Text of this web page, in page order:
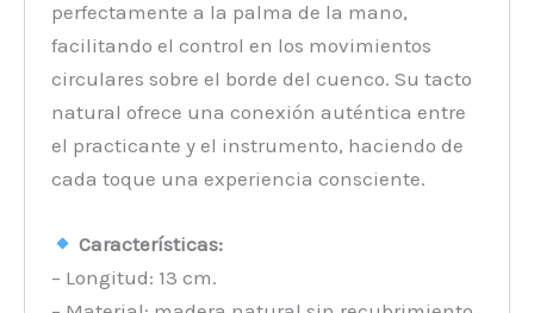
perfectamente a la palma de la mano,
facilitando el control en los movimientos
circulares sobre el borde del cuenco. Su tacto
natural ofrece una conexión auténtica entre
el practicante y el instrumento, haciendo de
cada toque una experiencia consciente.
Características:
– Longitud: 13 cm.